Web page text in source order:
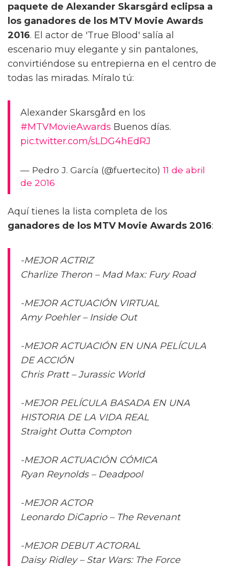
paquete de Alexander Skarsgård eclipsa a
los ganadores de los MTV Movie Awards
2016. El actor de 'True Blood' salía al
escenario muy elegante y sin pantalones,
convirtiéndose su entrepierna en el centro de
todas las miradas. Míralo tú:
Alexander Skarsgård en los
#MTVMovieAwards Buenos días.
pic.twitter.com/sLDG4hEdRJ
— Pedro J. García (@fuertecito)11 de abril
de 2016
Aquí tienes la lista completa de los
ganadores de los MTV Movie Awards 2016:
-MEJOR ACTRIZ
Charlize Theron – Mad Max: Fury Road
-MEJOR ACTUACIÓN VIRTUAL
Amy Poehler – Inside Out
-MEJOR ACTUACIÓN EN UNA PELÍCULA
DE ACCIÓN
Chris Pratt – Jurassic World
-MEJOR PELÍCULA BASADA EN UNA
HISTORIA DE LA VIDA REAL
Straight Outta Compton
-MEJOR ACTUACIÓN CÓMICA
Ryan Reynolds – Deadpool
-MEJOR ACTOR
Leonardo DiCaprio – The Revenant
-MEJOR DEBUT ACTORAL
Daisy Ridley – Star Wars: The Force